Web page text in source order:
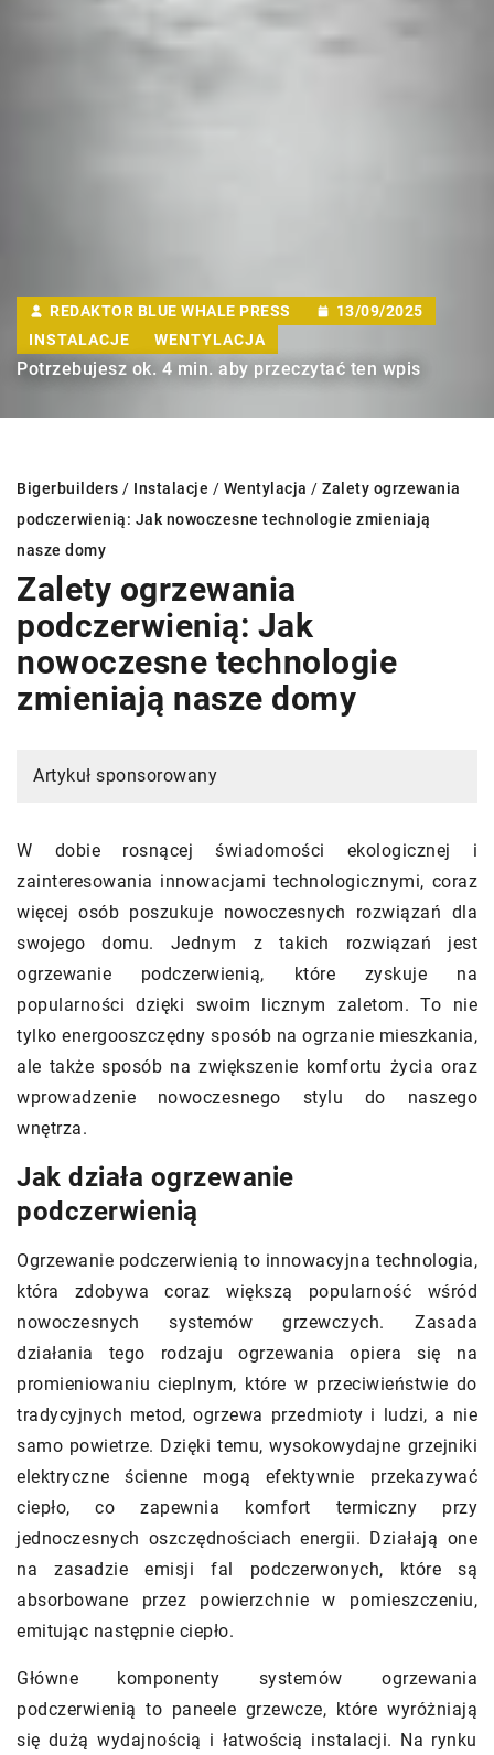
REDAKTOR BLUE WHALE PRESS
13/09/2025
INSTALACJE
WENTYLACJA
Potrzebujesz ok. 4 min. aby przeczytać ten wpis
Bigerbuilders / Instalacje / Wentylacja / Zalety ogrzewania
podczerwienią: Jak nowoczesne technologie zmieniają
nasze domy
Zalety ogrzewania
podczerwienią: Jak
nowoczesne technologie
zmieniają nasze domy
Artykuł sponsorowany
W dobie rosnącej świadomości ekologicznej i
zainteresowania innowacjami technologicznymi, coraz
więcej osób poszukuje nowoczesnych rozwiązań dla
swojego domu. Jednym z takich rozwiązań jest
ogrzewanie podczerwienią, które zyskuje na
popularności dzięki swoim licznym zaletom. To nie
tylko energooszczędny sposób na ogrzanie mieszkania,
ale także sposób na zwiększenie komfortu życia oraz
wprowadzenie nowoczesnego stylu do naszego
wnętrza.
Jak działa ogrzewanie
podczerwienią
Ogrzewanie podczerwienią to innowacyjna technologia,
która zdobywa coraz większą popularność wśród
nowoczesnych systemów grzewczych. Zasada
działania tego rodzaju ogrzewania opiera się na
promieniowaniu cieplnym, które w przeciwieństwie do
tradycyjnych metod, ogrzewa przedmioty i ludzi, a nie
samo powietrze. Dzięki temu, wysokowydajne grzejniki
elektryczne ścienne mogą efektywnie przekazywać
ciepło, co zapewnia komfort termiczny przy
jednoczesnych oszczędnościach energii. Działają one
na zasadzie emisji fal podczerwonych, które są
absorbowane przez powierzchnie w pomieszczeniu,
emitując następnie ciepło.
Główne komponenty systemów ogrzewania
podczerwienią to paneele grzewcze, które wyróżniają
się dużą wydajnością i łatwością instalacji. Na rynku